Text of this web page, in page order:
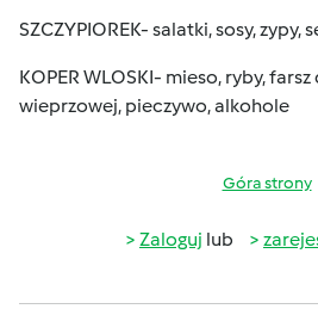
SZCZYPIOREK- salatki, sosy, zypy,
KOPER WLOSKI- mieso, ryby,
wieprzowej, pieczywo, alkohole
Góra strony
Zaloguj lub